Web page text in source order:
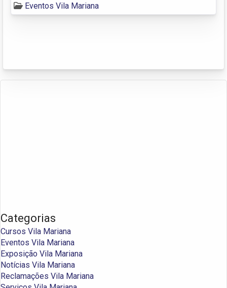
Eventos Vila Mariana
Categorias
Cursos Vila Mariana
Eventos Vila Mariana
Exposição Vila Mariana
Notícias Vila Mariana
Reclamações Vila Mariana